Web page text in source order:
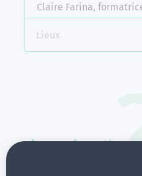
Claire Farina,
Lieux
Aucune formation